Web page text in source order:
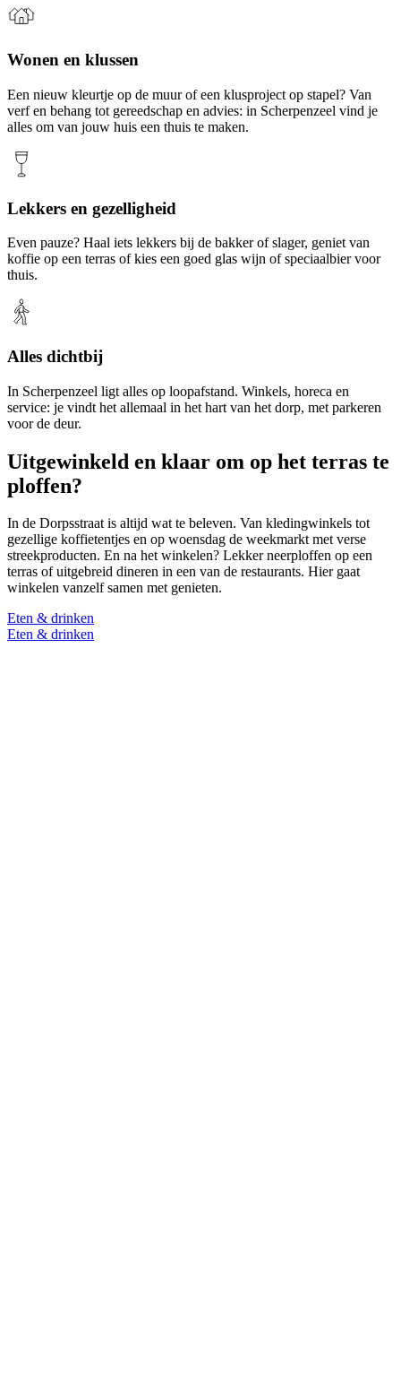
Wonen en klussen
Een nieuw kleurtje op de muur of een klusproject op stapel? Van
verf en behang tot gereedschap en advies: in Scherpenzeel vind je
alles om van jouw huis een thuis te maken.
Lekkers en gezelligheid
Even pauze? Haal iets lekkers bij de bakker of slager, geniet van
koffie op een terras of kies een goed glas wijn of speciaalbier voor
thuis.
Alles dichtbij
In Scherpenzeel ligt alles op loopafstand. Winkels, horeca en
service: je vindt het allemaal in het hart van het dorp, met parkeren
voor de deur.
Uitgewinkeld en klaar om op het terras te
ploffen?
In de Dorpsstraat is altijd wat te beleven. Van kledingwinkels tot
gezellige koffietentjes en op woensdag de weekmarkt met verse
streekproducten. En na het winkelen? Lekker neerploffen op een
terras of uitgebreid dineren in een van de restaurants. Hier gaat
winkelen vanzelf samen met genieten.
Eten & drinken
Eten & drinken